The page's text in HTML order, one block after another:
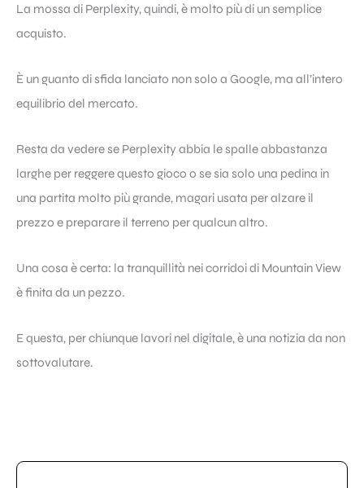
La mossa di Perplexity, quindi, è molto più di un semplice
acquisto.
È un guanto di sfida lanciato non solo a Google, ma all’intero
equilibrio del mercato.
Resta da vedere se Perplexity abbia le spalle abbastanza
larghe per reggere questo gioco o se sia solo una pedina in
una partita molto più grande, magari usata per alzare il
prezzo e preparare il terreno per qualcun altro.
Una cosa è certa: la tranquillità nei corridoi di Mountain View
è finita da un pezzo.
E questa, per chiunque lavori nel digitale, è una notizia da non
sottovalutare.